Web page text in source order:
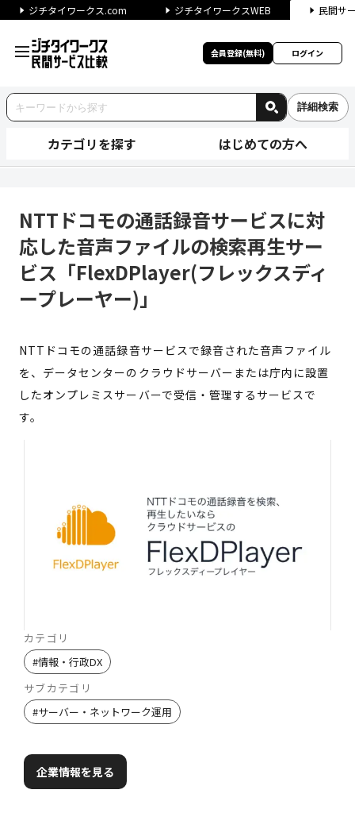
ジチタイワークス.com ジチタイワークスWEB 民間サ
会員登録(無料) ログイン
詳細検索
カテゴリを探す はじめての方へ
NTTドコモの通話録音サービスに対
応した音声ファイルの検索再生サー
ビス「FlexDPlayer(フレックスディ
ープレーヤー)」
NTTドコモの通話録音サービスで録音された音声ファイル
を、データセンターのクラウドサーバーまたは庁内に設置
したオンプレミスサーバーで受信・管理するサービスで
す。
カテゴリ
#情報・行政DX
サブカテゴリ
#サーバー・ネットワーク運用
企業情報を見る